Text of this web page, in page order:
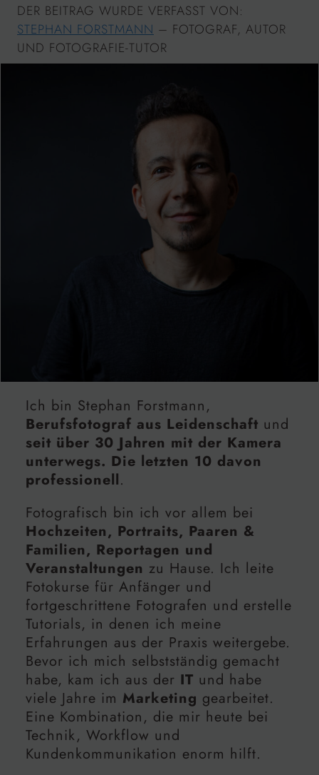
DER BEITRAG WURDE VERFASST VON:
STEPHAN FORSTMANN – FOTOGRAF, AUTOR
UND FOTOGRAFIE-TUTOR
Ich bin Stephan Forstmann,
Berufsfotograf aus Leidenschaft und
seit über 30 Jahren mit der Kamera
unterwegs. Die letzten 10 davon
professionell.
Fotografisch bin ich vor allem bei
Hochzeiten, Portraits, Paaren &
Familien, Reportagen und
Veranstaltungen zu Hause. Ich leite
Fotokurse für Anfänger und
fortgeschrittene Fotografen und erstelle
Tutorials, in denen ich meine
Erfahrungen aus der Praxis weitergebe.
Bevor ich mich selbstständig gemacht
habe, kam ich aus der IT und habe
viele Jahre im Marketing gearbeitet.
Eine Kombination, die mir heute bei
Technik, Workflow und
Kundenkommunikation enorm hilft.